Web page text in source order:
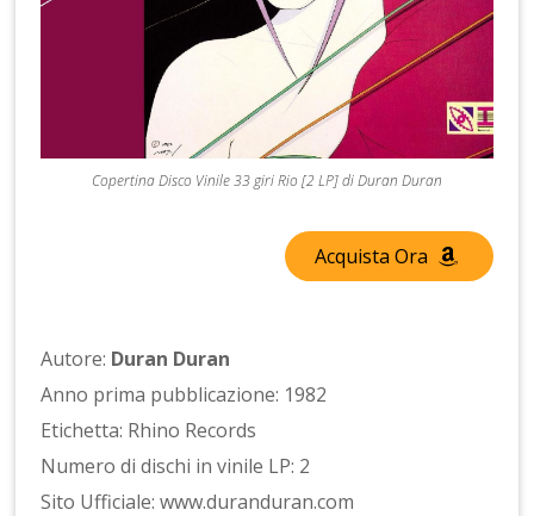
Copertina Disco Vinile 33 giri Rio [2 LP] di Duran Duran
Acquista Ora
Autore: Duran Duran
Anno prima pubblicazione: 1982
Etichetta: Rhino Records
Numero di dischi in vinile LP: 2
Sito Ufficiale: www.duranduran.com